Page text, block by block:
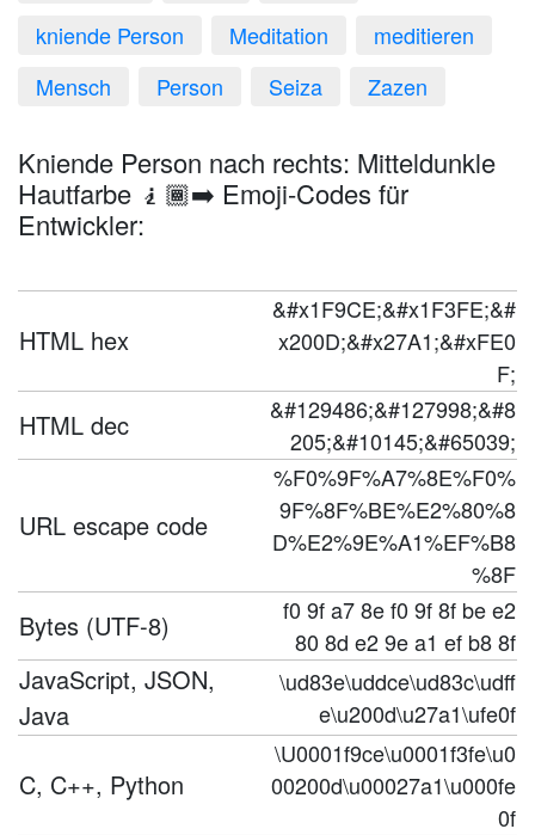
kniende Person
Meditation
meditieren
Mensch
Person Seiza Zazen
Kniende Person nach rechts: Mitteldunkle
Hautfarbe 🧎🏾‍➡️ Emoji-Codes für
Entwickler:
HTML hex
&#x1F9CE;&#x1F3FE;&#
x200D;&#x27A1;&#xFE0
F;
HTML dec
&#129486;&#127998;&#8
205;&#10145;&#65039;
URL escape code
%F0%9F%A7%8E%F0%
9F%8F%BE%E2%80%8
D%E2%9E%A1%EF%B8
%8F
Bytes (UTF-8)
f0 9f a7 8e f0 9f 8f be e2
80 8d e2 9e a1 ef b8 8f
JavaScript, JSON,
Java
\ud83e\uddce\ud83c\udff
e\u200d\u27a1\ufe0f
C, C++, Python
\U0001f9ce\u0001f3fe\u0
00200d\u00027a1\u000fe
0f